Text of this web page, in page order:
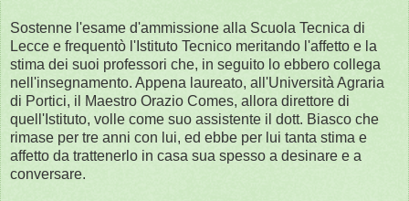
Sostenne l'esame d'ammissione alla Scuola Tecnica di
Lecce e frequentò l'Istituto Tecnico meritando l'affetto e la
stima dei suoi professori che, in seguito lo ebbero collega
nell'insegnamento. Appena laureato, all'Università Agraria
di Portici, il Maestro Orazio Comes, allora direttore di
quell'Istituto, volle come suo assistente il dott. Biasco che
rimase per tre anni con lui, ed ebbe per lui tanta stima e
affetto da trattenerlo in casa sua spesso a desinare e a
conversare.